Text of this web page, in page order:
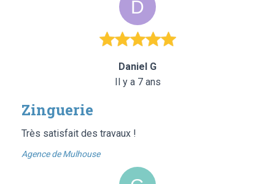
Daniel G
Il y a 7 ans
Zinguerie
Très satisfait des travaux !
Agence de Mulhouse